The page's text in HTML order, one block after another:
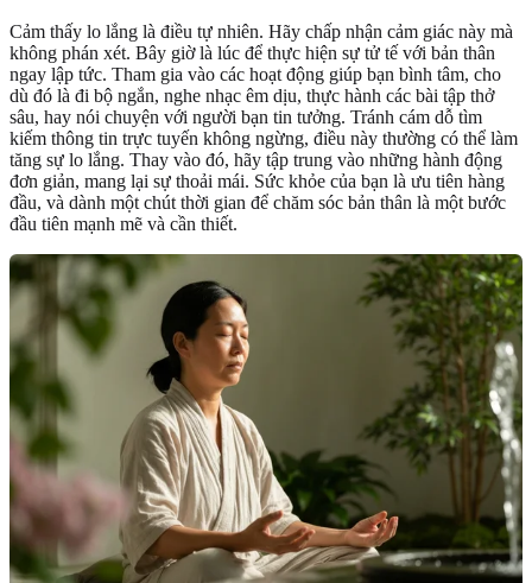
Cảm thấy lo lắng là điều tự nhiên. Hãy chấp nhận cảm giác này mà
không phán xét. Bây giờ là lúc để thực hiện sự tử tế với bản thân
ngay lập tức. Tham gia vào các hoạt động giúp bạn bình tâm, cho
dù đó là đi bộ ngắn, nghe nhạc êm dịu, thực hành các bài tập thở
sâu, hay nói chuyện với người bạn tin tưởng. Tránh cám dỗ tìm
kiếm thông tin trực tuyến không ngừng, điều này thường có thể làm
tăng sự lo lắng. Thay vào đó, hãy tập trung vào những hành động
đơn giản, mang lại sự thoải mái. Sức khỏe của bạn là ưu tiên hàng
đầu, và dành một chút thời gian để chăm sóc bản thân là một bước
đầu tiên mạnh mẽ và cần thiết.